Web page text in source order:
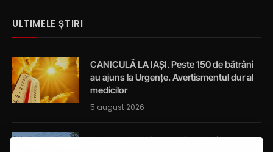
ULTIMELE ȘTIRI
CANICULĂ LA IAȘI. Peste 150 de bătrâni
au ajuns la Urgențe. Avertismentul dur al
medicilor
5 august 2026
Cum a salvat viața a trei oameni un